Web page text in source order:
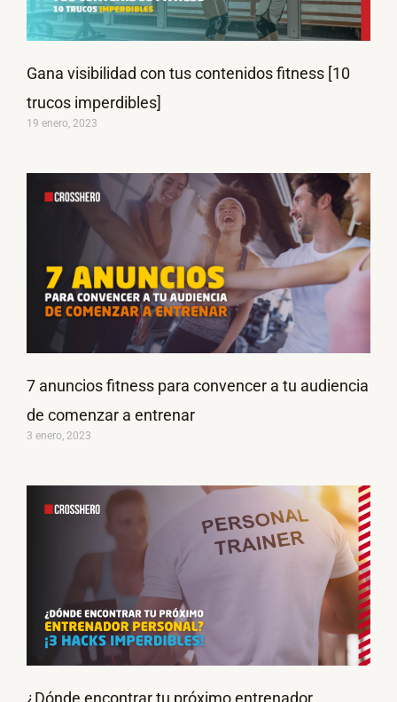
Gana visibilidad con tus contenidos fitness [10
trucos imperdibles]
19 enero, 2023
7 anuncios fitness para convencer a tu audiencia
de comenzar a entrenar
3 enero, 2023
¿Dónde encontrar tu próximo entrenador